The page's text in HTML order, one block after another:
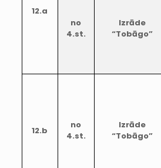
12.a
no
4.st.
Izrāde
“Tobāgo”
12.b
no
4.st.
Izrāde
“Tobāgo”